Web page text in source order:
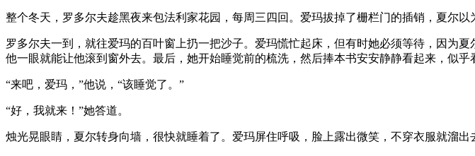
整个冬天，罗多尔夫趁黑夜来包法利家花园，每周三四回。爱玛拔掉了栅栏门的插销，夏尔以
罗多尔夫一到，就往爱玛的百叶窗上扔一把沙子。爱玛慌忙起床，但有时她必须等待，因为
他一眼就能让他滚到窗外去。最后，她开始睡觉前的梳洗，然后捧本书安安静静看起来，似乎
“来吧，爱玛，”他说，“该睡觉了。”
“好，我就来！”她答道。
烛光晃眼睛，夏尔转身向墙，很快就睡着了。爱玛屏住呼吸，脸上露出微笑，不穿衣服就溜出